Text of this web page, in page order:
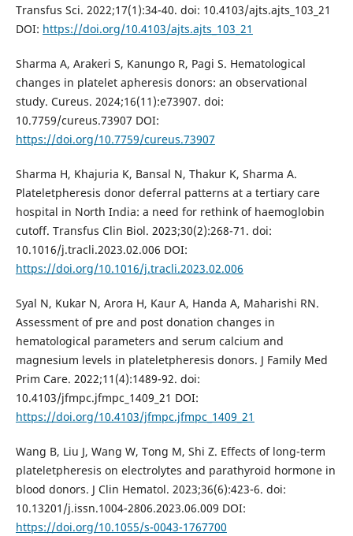
Transfus Sci. 2022;17(1):34-40. doi: 10.4103/ajts.ajts_103_21
DOI: https://doi.org/10.4103/ajts.ajts_103_21
Sharma A, Arakeri S, Kanungo R, Pagi S. Hematological
changes in platelet apheresis donors: an observational
study. Cureus. 2024;16(11):e73907. doi:
10.7759/cureus.73907 DOI:
https://doi.org/10.7759/cureus.73907
Sharma H, Khajuria K, Bansal N, Thakur K, Sharma A.
Plateletpheresis donor deferral patterns at a tertiary care
hospital in North India: a need for rethink of haemoglobin
cutoff. Transfus Clin Biol. 2023;30(2):268-71. doi:
10.1016/j.tracli.2023.02.006 DOI:
https://doi.org/10.1016/j.tracli.2023.02.006
Syal N, Kukar N, Arora H, Kaur A, Handa A, Maharishi RN.
Assessment of pre and post donation changes in
hematological parameters and serum calcium and
magnesium levels in plateletpheresis donors. J Family Med
Prim Care. 2022;11(4):1489-92. doi:
10.4103/jfmpc.jfmpc_1409_21 DOI:
https://doi.org/10.4103/jfmpc.jfmpc_1409_21
Wang B, Liu J, Wang W, Tong M, Shi Z. Effects of long-term
plateletpheresis on electrolytes and parathyroid hormone in
blood donors. J Clin Hematol. 2023;36(6):423-6. doi:
10.13201/j.issn.1004-2806.2023.06.009 DOI:
https://doi.org/10.1055/s-0043-1767700